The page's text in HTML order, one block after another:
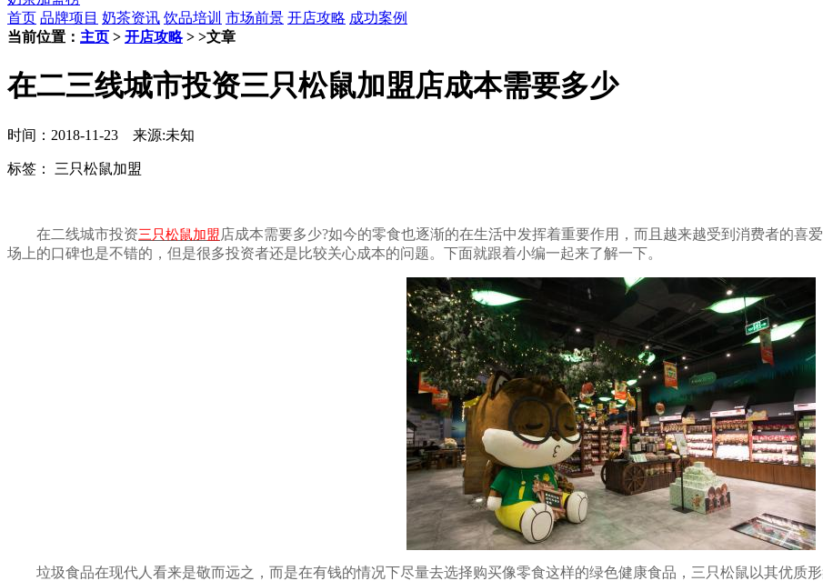
首页 品牌项目 奶茶资讯 饮品培训 市场前景 开店攻略 成功案例
当前位置： 主页 > 开店攻略> >文章
在二三线城市投资三只松鼠加盟店成本需要多少
时间：2018-11-23 来源:未知
标签： 三只松鼠加盟
在二线城市投资三只松鼠加盟店成本需要多少?如今的零食也逐渐的在生活中发挥着重要作用，而且越来越受到消费者的喜
场上的口碑也是不错的，但是很多投资者还是比较关心成本的问题。下面就跟着小编一起来了解一下。
垃圾食品在现代人看来是敬而远之，而是在有钱的情况下尽量去选择购买像零食这样的绿色健康食品，三只松鼠以其优质